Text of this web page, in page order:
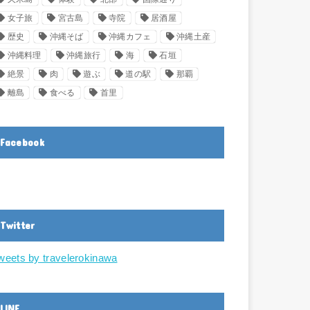
女子旅
宮古島 寺院
居酒屋
歴史
沖縄そば 沖縄カフェ
沖縄土産
沖縄料理
沖縄旅行 海
石垣
絶景
肉 遊ぶ 道の駅
那覇
離島
食べる 首里
Facebook
Twitter
by travelerokinawa